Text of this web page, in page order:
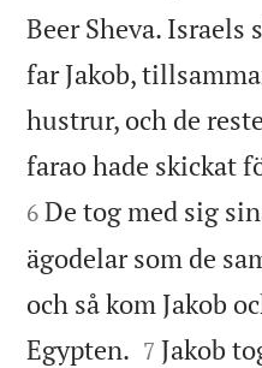
Beer Sheva. Israels
far Jakob,
hustrur, och de
farao hade skickat
6 De tog med sig
ägodelar som de
och så kom Jakob
Egypten. 

7 Jakob